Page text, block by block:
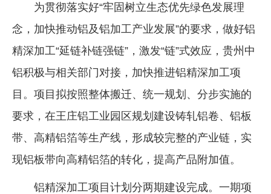
为贯彻落实好“牢固树立生态优先绿色发展理
念，加快推动铝及铝加工产业发展”的要求，做好铝
精深加工“延链补链强链”，激发“链”式效应，贵州中
铝积极与相关部门对接，加快推进铝精深加工项
目。项目拟按照整体搬迁、统一规划、分步实施的
要求，在王庄铝工业园区规划建设铸轧铝卷、铝板
带、高精铝箔等生产线，形成较完整的产业链，实
现铝板带向高精铝箔的转化，提高产品附加值。
铝精深加工项目计划分两期建设完成。一期项